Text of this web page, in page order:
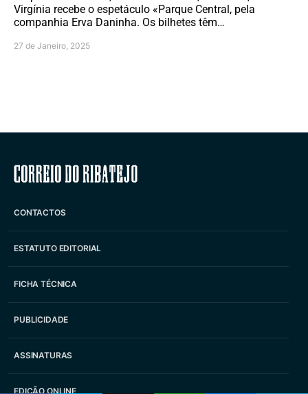
Virgínia recebe o espetáculo «Parque Central, pela
companhia Erva Daninha. Os bilhetes têm…
27 de Janeiro, 2025
Correio do Ribatejo
CONTACTOS
ESTATUTO EDITORIAL
FICHA TÉCNICA
PUBLICIDADE
ASSINATURAS
EDIÇÃO ONLINE